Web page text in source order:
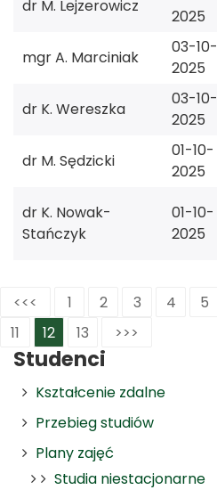
Studenci
Kształcenie zdalne
Przebieg studiów
Plany zajęć
Studia niestacjonarne
dr M. Lejzerowicz
2025
mgr A. Marciniak
03-10-
2025
dr K. Wereszka
03-10-
2025
dr M. Sędzicki
01-10-
2025
dr K. Nowak-
Stańczyk
01-10-
2025
<<< 1 2 3 4 5
11
12 13 >>>